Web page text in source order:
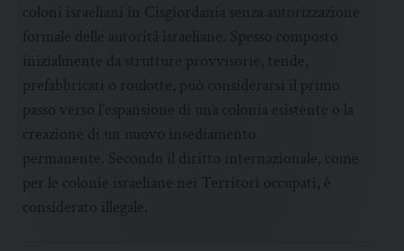
coloni israeliani in Cisgiordania senza autorizzazione
formale delle autorità israeliane. Spesso composto
inizialmente da strutture provvisorie, tende,
prefabbricati o roulotte, può considerarsi il primo
passo verso l’espansione di una colonia esistente o la
creazione di un nuovo insediamento
permanente. Secondo il diritto internazionale, come
per le colonie israeliane nei Territori occupati, è
considerato illegale.